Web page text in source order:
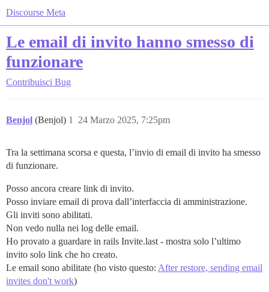
Discourse Meta
Le email di invito hanno smesso di
funzionare
Contribuisci Bug
Benjol (Benjol) 24 Marzo 2025, 7:25pm
1
Tra la settimana scorsa e questa, l’invio di email di invito ha smesso
di funzionare.
Posso ancora creare link di invito.
Posso inviare email di prova dall’interfaccia di amministrazione.
Gli inviti sono abilitati.
Non vedo nulla nei log delle email.
Ho provato a guardare in rails Invite.last - mostra solo l’ultimo
invito solo link che ho creato.
Le email sono abilitate (ho visto questo: After restore, sending email
invites don't work)